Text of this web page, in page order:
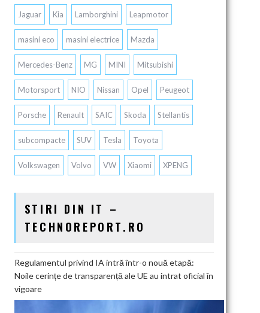
Jaguar Kia Lamborghini Leapmotor
masini eco masini electrice Mazda
Mercedes-Benz MG MINI Mitsubishi
Motorsport NIO Nissan Opel Peugeot
Porsche Renault SAIC Skoda Stellantis
subcompacte SUV Tesla Toyota
Volkswagen Volvo VW Xiaomi XPENG
STIRI DIN IT –
TECHNOREPORT.RO
Regulamentul privind IA intră într-o nouă etapă:
Noile cerințe de transparență ale UE au intrat oficial în
vigoare